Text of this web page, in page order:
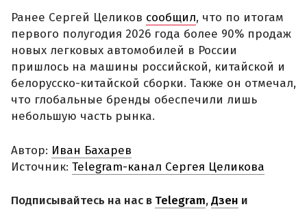
Ранее Сергей Целиков сообщил, что по итогам
первого полугодия 2026 года более 90% продаж
новых легковых автомобилей в России
пришлось на машины российской, китайской и
белорусско-китайской сборки. Также он отмечал,
что глобальные бренды обеспечили лишь
небольшую часть рынка.
Автор: Иван Бахарев
Источник: Telegram-канал Сергея Целикова
Подписывайтесь на нас в Telegram,Дзен и